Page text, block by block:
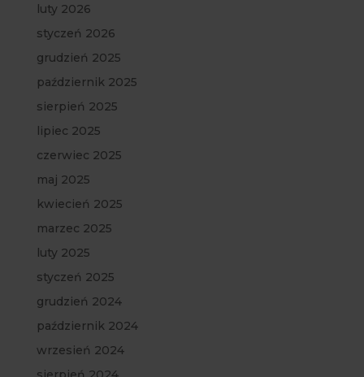
luty 2026
styczeń 2026
grudzień 2025
październik 2025
sierpień 2025
lipiec 2025
czerwiec 2025
maj 2025
kwiecień 2025
marzec 2025
luty 2025
styczeń 2025
grudzień 2024
październik 2024
wrzesień 2024